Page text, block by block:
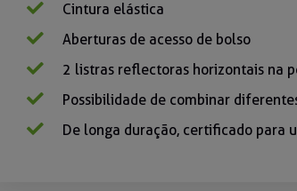
Cintura elástica
Aberturas de acesso de bolso
2 listras reflectoras horizontais na
Possibilidade de combinar
De longa duração, certificado para